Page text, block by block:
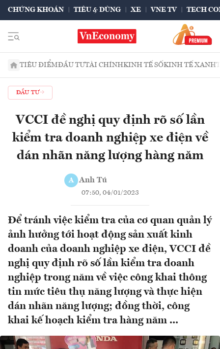
CHỨNG KHOÁN TIÊU & DÙNG XE VNE TV TECH
TIÊU ĐIỂMĐẦU TƯTÀI CHÍNHKINH TẾ SỐKINH TẾ XANH
ĐẦU TƯ
VCCI đề nghị quy định rõ số lần
kiểm tra doanh nghiệp xe điện về
dán nhãn năng lượng hàng năm
A Anh Tú
07:50, 04/01/2023
Để tránh việc kiểm tra của cơ quan quản lý
ảnh hưởng tới hoạt động sản xuất kinh
doanh của doanh nghiệp xe điện, VCCI đề
nghị quy định rõ số lần kiểm tra doanh
nghiệp trong năm về việc công khai thông
tin mức tiêu thụ năng lượng và thực hiện
dán nhãn năng lượng; đồng thời, công
khai kế hoạch kiểm tra hàng năm ...